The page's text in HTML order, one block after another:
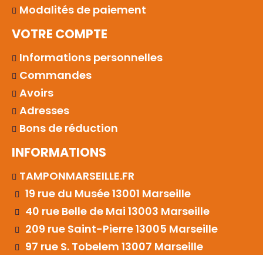
Modalités de paiement
VOTRE COMPTE
Informations personnelles
Commandes
Avoirs
Adresses
Bons de réduction
INFORMATIONS
TAMPONMARSEILLE.FR
19 rue du Musée 13001 Marseille
40 rue Belle de Mai 13003 Marseille
209 rue Saint-Pierre 13005 Marseille
97 rue S. Tobelem 13007 Marseille